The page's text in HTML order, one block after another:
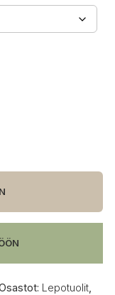
Lepotuolit